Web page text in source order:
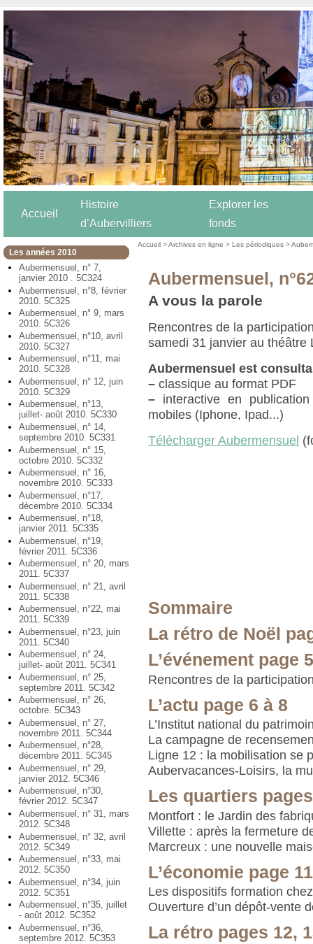
Accueil
Histoire
d’Aubervilliers
Explorer les
fonds
Les années 2010
Aubermensuel, n° 7,
janvier 2010 . 5C324
Aubermensuel, n°8, février
2010. 5C325
Aubermensuel, n° 9, mars
2010. 5C326
Aubermensuel, n°10, avril
2010. 5C327
Aubermensuel, n°11, mai
2010. 5C328
Aubermensuel, n° 12, juin
2010. 5C329
Aubermensuel, n°13,
juillet- août 2010. 5C330
Aubermensuel, n° 14,
septembre 2010. 5C331
Aubermensuel, n° 15,
octobre 2010. 5C332
Aubermensuel, n° 16,
novembre 2010. 5C333
Aubermensuel, n°17,
décembre 2010. 5C334
Aubermensuel, n°18,
janvier 2011. 5C335
Aubermensuel, n°19,
février 2011. 5C336
Aubermensuel, n° 20, mars
2011. 5C337
Aubermensuel, n° 21, avril
2011. 5C338
Aubermensuel, n°22, mai
2011. 5C339
Aubermensuel, n°23, juin
2011. 5C340
Aubermensuel, n° 24,
juillet- août 2011. 5C341
Aubermensuel, n° 25,
septembre 2011. 5C342
Aubermensuel, n° 26,
octobre. 5C343
Aubermensuel, n° 27,
novembre 2011. 5C344
Aubermensuel, n°28,
décembre 2011. 5C345
Aubermensuel, n° 29,
janvier 2012. 5C346
Aubermensuel, n°30,
février 2012. 5C347
Aubermensuel, n° 31, mars
2012. 5C348
Aubermensuel, n° 32, avril
2012. 5C349
Aubermensuel, n°33, mai
2012. 5C350
Aubermensuel, n°34, juin
2012. 5C351
Aubermensuel, n°35, juillet
- août 2012. 5C352
Aubermensuel, n°36,
septembre 2012. 5C353
Accueil >Archives en ligne >Les périodiques >
Aubermensuel,
A vous la parole
Rencontres de la
samedi 31 janvier au théâtre
Aubermensuel est
– classique au format PDF
– interactive en
mobiles (Iphone, Ipad...)
Télécharger Aubermensuel
Sommaire
La rétro de Noël
L’événement page
Rencontres de la
L’actu page 6 à 8
L’Institut national du
La campagne de
Ligne 12 : la mobilisation se
Aubervacances-Loisirs, la
Les quartiers
Montfort : le Jardin des
Villette : après la fermeture
Marcreux : une nouvelle
L’économie page 11
Les dispositifs formation
Ouverture d’un dépôt-vente
La rétro pages 12,